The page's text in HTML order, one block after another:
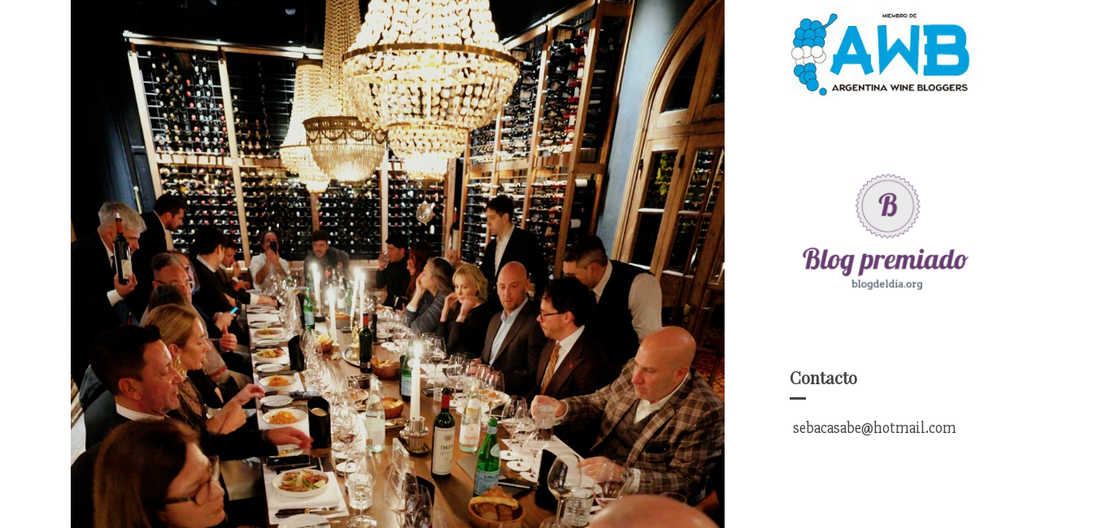
Contacto
sebacasabe@hotmail.com